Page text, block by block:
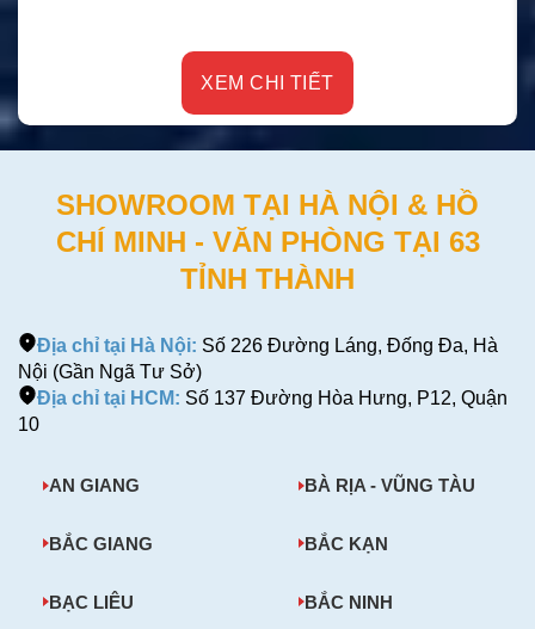
XEM CHI TIẾT
SHOWROOM TẠI HÀ NỘI & HỒ
CHÍ MINH - VĂN PHÒNG TẠI 63
TỈNH THÀNH
Địa chỉ tại Hà Nội: Số 226 Đường Láng, Đống Đa, Hà
Nội (Gần Ngã Tư Sở)
Địa chỉ tại HCM: Số 137 Đường Hòa Hưng, P12, Quận
10
AN GIANG BÀ RỊA - VŨNG TÀU
BẮC GIANG BẮC KẠN
BẠC LIÊU BẮC NINH